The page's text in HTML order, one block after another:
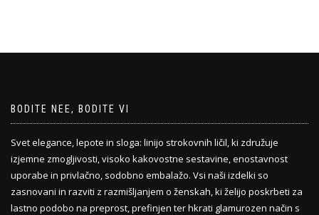
BODITE NEE, BODITE VI
Svet elegance, lepote in sloga: linijo strokovnih ličil, ki združuje
izjemne zmogljivosti, visoko kakovostne sestavine, enostavnost
uporabe in privlačno, sodobno embalažo. Vsi naši izdelki so
zasnovani in razviti z razmišljanjem o ženskah, ki želijo poskrbeti za
lastno podobo na preprost, prefinjen ter hkrati glamurozen način s